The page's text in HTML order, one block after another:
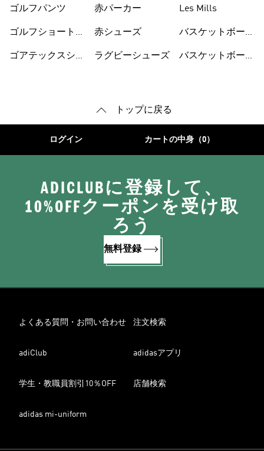
ゴルフパンツ
ゴルフショートパ
ゴアテックスシュ
赤パーカー
赤シューズ
ラグビーシューズ
Les Mills
バスケットボール
バスケットボール
トップに戻る
ログイン カートの中身（0）
ADICLUBに登録して、
10%OFFクーポンを受け取
ろう
無料登録
よくある質問・お問い合わせ 注文検索
adiClub adidasアプリ
学生・教職員割引10％OFF 店舗検索
adidas mi-uniform